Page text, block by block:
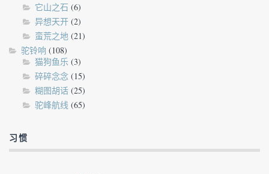
它山之石 (6)
异想天开 (2)
蛮荒之地 (21)
驼铃响 (108)
猫狗鱼乐 (3)
碎碎念念 (15)
糊图胡话 (25)
驼峰航线 (65)
习惯